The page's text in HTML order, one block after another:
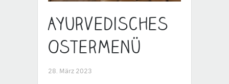
Ayurvedisches
Ostermenü
28. März 2023